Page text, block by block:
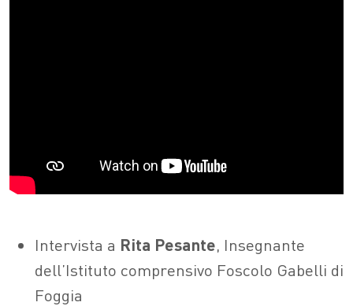
Intervista a Rita Pesante, Insegnante
dell’Istituto comprensivo Foscolo Gabelli di
Foggia